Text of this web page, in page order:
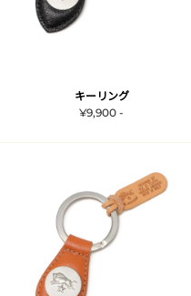
キーリング
¥9,900 -